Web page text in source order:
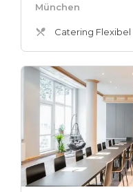
München
Catering Flexibel